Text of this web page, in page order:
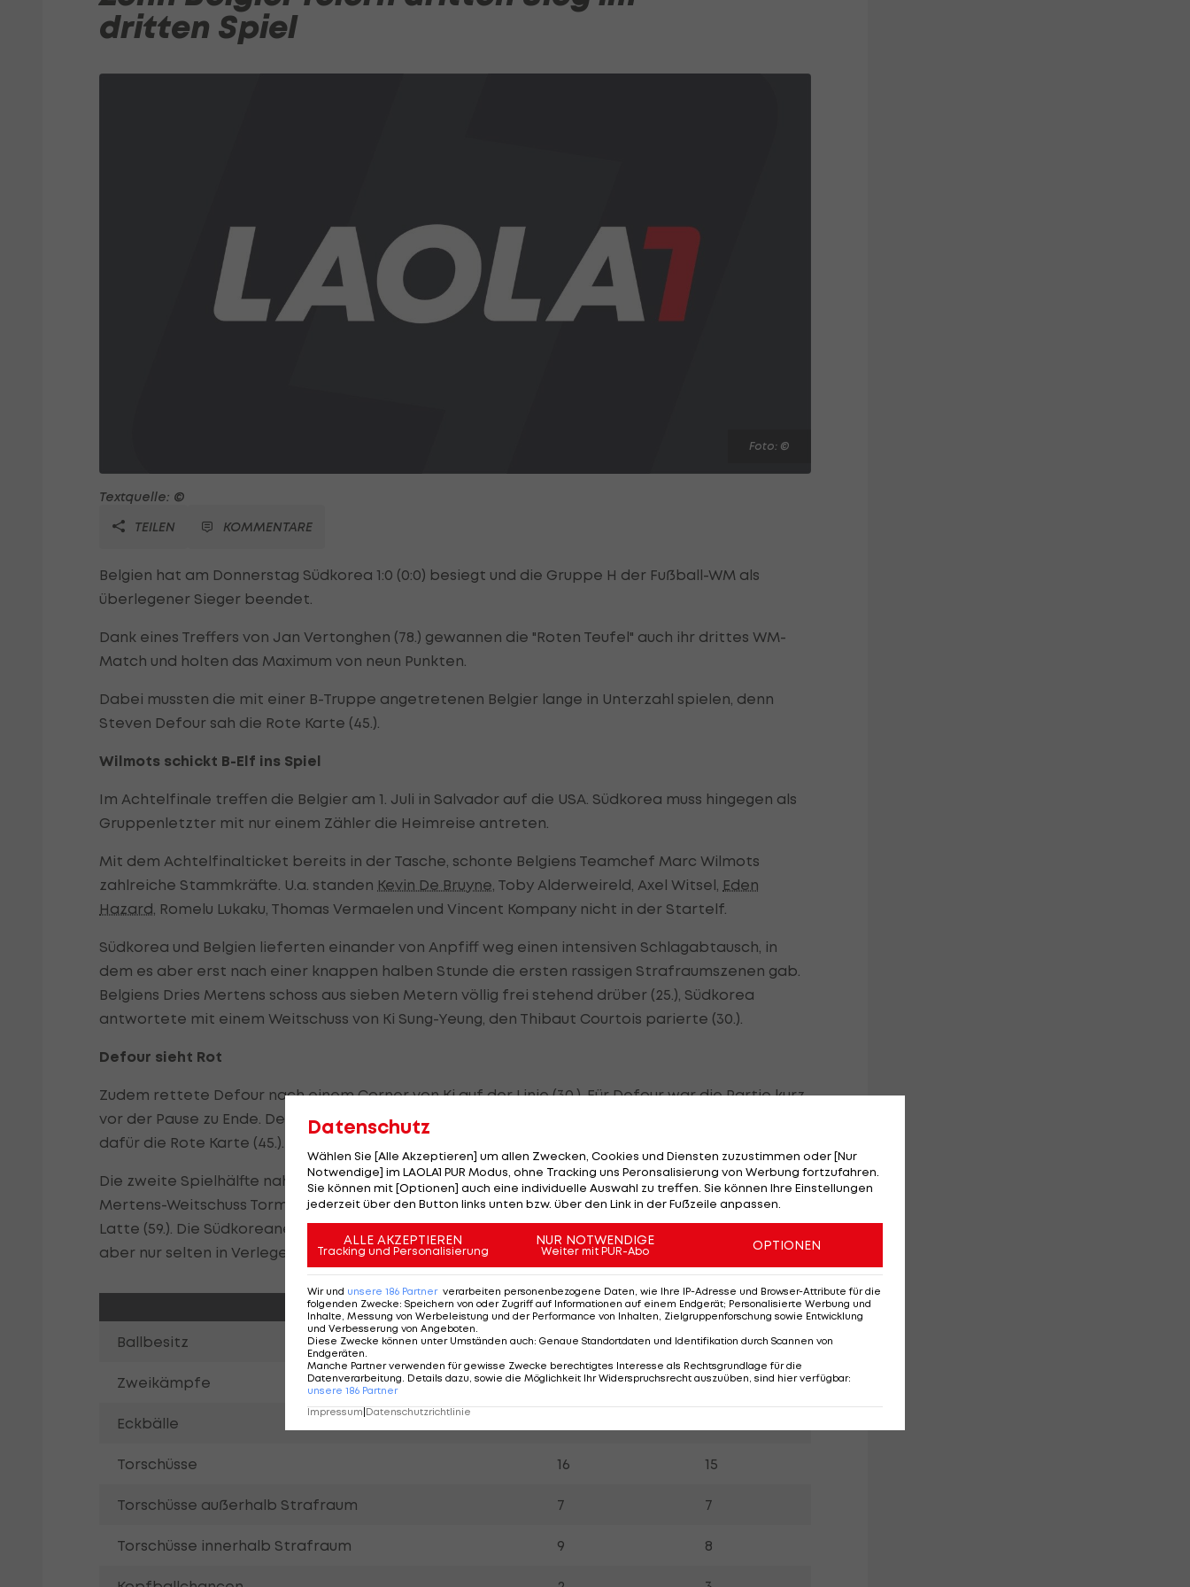
dritten Spiel
Foto: ©
Textquelle: ©
TEILEN
KOMMENTARE
Belgien hat am Donnerstag Südkorea 1:0 (0:0) besiegt und die Gruppe H der Fußball-WM als
überlegener Sieger beendet.
Dank eines Treffers von Jan Vertonghen (78.) gewannen die "Roten Teufel" auch ihr drittes WM-
Match und holten das Maximum von neun Punkten.
Dabei mussten die mit einer B-Truppe angetretenen Belgier lange in Unterzahl spielen, denn
Steven Defour sah die Rote Karte (45.).
Wilmots schickt B-Elf ins Spiel
Im Achtelfinale treffen die Belgier am 1. Juli in Salvador auf die USA. Südkorea muss hingegen als
Gruppenletzter mit nur einem Zähler die Heimreise antreten.
Mit dem Achtelfinalticket bereits in der Tasche, schonte Belgiens Teamchef Marc Wilmots
zahlreiche Stammkräfte. U.a. standen Kevin De Bruyne, Toby Alderweireld, Axel Witsel, Eden
Hazard, Romelu Lukaku, Thomas Vermaelen und Vincent Kompany nicht in der Startelf.
Südkorea und Belgien lieferten einander von Anpfiff weg einen intensiven Schlagabtausch, in
dem es aber erst nach einer knappen halben Stunde die ersten rassigen Strafraumszenen gab.
Belgiens Dries Mertens schoss aus sieben Metern völlig frei stehend drüber (25.), Südkorea
antwortete mit einem Weitschuss von Ki Sung-Yeung, den Thibaut Courtois parierte (30.).
Defour sieht Rot
Zudem rettete Defour nach einem Corner von Ki auf der Linie (30.). Für Defour war die Partie kurz
vor der Pause zu Ende. Der 26-Jährige vom FC Porto trat Kim Shin-Wook aufs Schienbein und sah
dafür die Rote Karte (45.).
Die zweite Spielhälfte nahm nur langsam Fahrt auf. Die tief stehenden Belgier prüften mit einem
Mertens-Weitschuss Tormann Kim Seung-Gyu (59.), im Gegenzug landete eine Flanke von Ki an der
Latte (59.). Die Südkoreaner rannten weiter leidenschaftlich an, brachten die dezimierten Belgier
aber nur selten in Verlegenheit.
Südkorea Belgien
Ballbesitz 55.4% 44.6%
Zweikämpfe 43.8% 56.2%
Eckbälle
Torschüsse 16 15
Torschüsse außerhalb Strafraum 7 7
Torschüsse innerhalb Strafraum 9 8
Datenschutz
Wählen Sie [Alle Akzeptieren] um allen Zwecken, Cookies und Diensten zuzustimmen oder [Nur
Notwendige] im LAOLA1 PUR Modus, ohne Tracking uns Peronsalisierung von Werbung fortzufahren.
Sie können mit [Optionen] auch eine individuelle Auswahl zu treffen. Sie können Ihre Einstellungen
jederzeit über den Button links unten bzw. über den Link in der Fußzeile anpassen.
ALLE AKZEPTIEREN
Tracking und Personalisierung
NUR NOTWENDIGE
Weiter mit PUR-Abo OPTIONEN
Wir und unsere 186 Partner verarbeiten personenbezogene Daten, wie Ihre IP-Adresse und Browser-Attribute für die
folgenden Zwecke: Speichern von oder Zugriff auf Informationen auf einem Endgerät; Personalisierte Werbung und
Inhalte, Messung von Werbeleistung und der Performance von Inhalten, Zielgruppenforschung sowie Entwicklung
und Verbesserung von Angeboten
Diese Zwecke können unter Umständen auch: Genaue Standortdaten und Identifikation durch Scannen von
Endgeräten
Manche Partner verwenden für gewisse Zwecke berechtigtes Interesse als Rechtsgrundlage für die
Datenverarbeitung. Details dazu, sowie die Möglichkeit Ihr Widerspruchsrecht auszuüben, sind hier verfügbar:
unsere 186 Partner
Impressum|Datenschutzrichtlinie